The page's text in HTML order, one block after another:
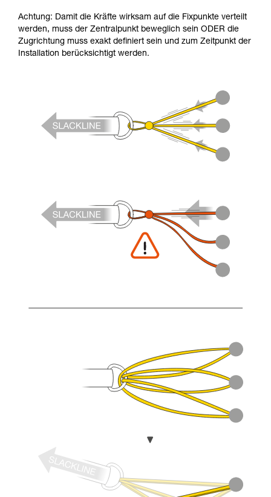
Achtung: Damit die Kräfte wirksam auf die Fixpunkte verteilt
werden, muss der Zentralpunkt beweglich sein ODER die
Zugrichtung muss exakt definiert sein und zum Zeitpunkt der
Installation berücksichtigt werden.